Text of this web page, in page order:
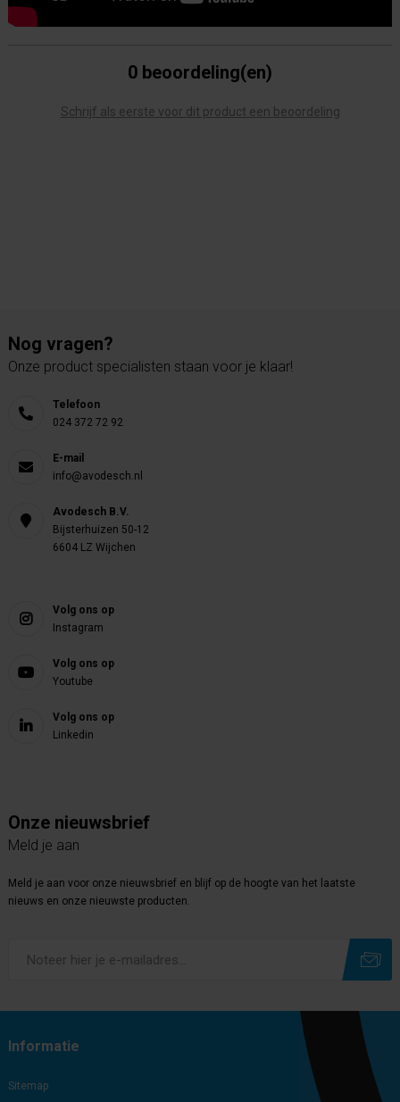
0 beoordeling(en)
Schrijf als eerste voor dit product een beoordeling
Nog vragen?
Onze product specialisten staan voor je klaar!
Telefoon
024 372 72 92
E-mail
info@avodesch.nl
Avodesch B.V.
Bijsterhuizen 50-12
6604 LZ Wijchen
Volg ons op
Instagram
Volg ons op
Youtube
Volg ons op
Linkedin
Onze nieuwsbrief
Meld je aan
Meld je aan voor onze nieuwsbrief en blijf op de hoogte van het laatste
nieuws en onze nieuwste producten.
Informatie
Sitemap